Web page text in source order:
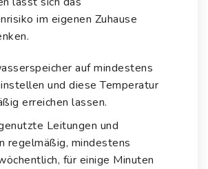
im eigenen Zuhause
auf mindestens
und diese Temperatur
erreichen lassen.
Leitungen und
regelmäßig, mindestens
für einige Minuten